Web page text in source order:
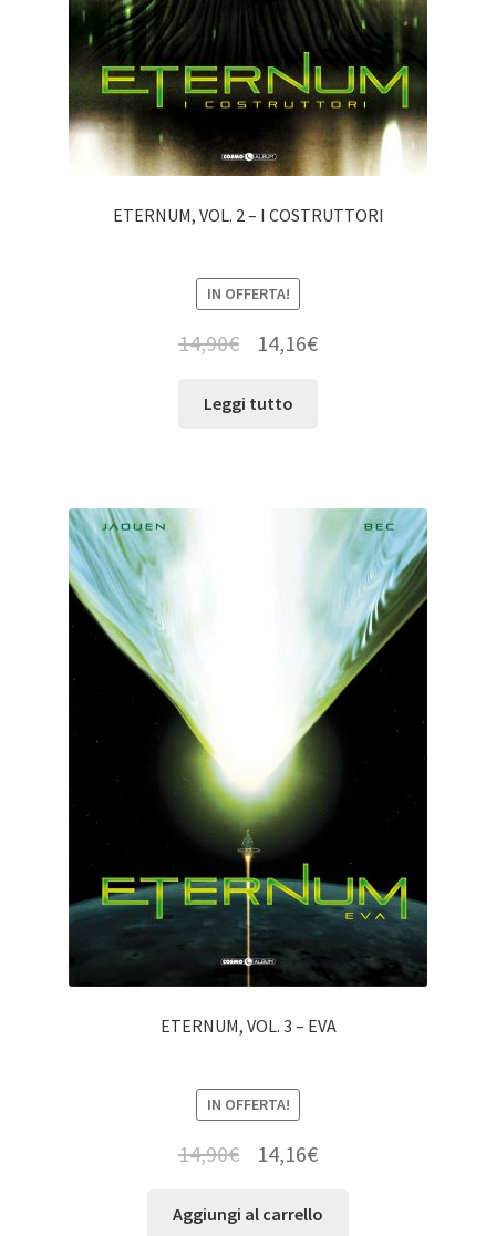
ETERNUM, VOL. 2 – I COSTRUTTORI
IN OFFERTA!
14,90€ 14,16€
Leggi tutto
ETERNUM, VOL. 3 – EVA
IN OFFERTA!
14,90€ 14,16€
Aggiungi al carrello